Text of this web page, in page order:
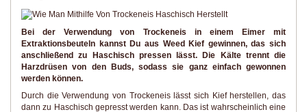
Bei der Verwendung von Trockeneis in einem Eimer mit
Extraktionsbeuteln kannst Du aus Weed Kief gewinnen, das sich
anschließend zu Haschisch pressen lässt. Die Kälte trennt die
Harzdrüsen von den Buds, sodass sie ganz einfach gewonnen
werden können.
Durch die Verwendung von Trockeneis lässt sich Kief herstellen, das
dann zu Haschisch gepresst werden kann. Das ist wahrscheinlich eine